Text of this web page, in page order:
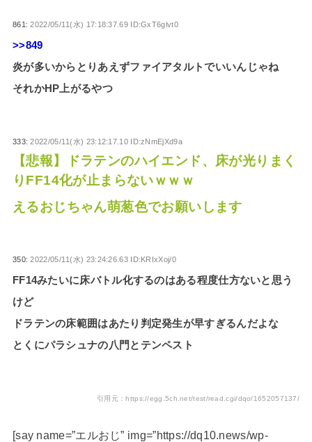
861:2022/05/11(水) 17:18:37.69 ID:GxT6glvt0
>>849
炎が多いからとりあえずファイアタルトでいいんじゃね
それかHP上がるやつ
333:2022/05/11(水) 23:12:17.10 ID:zNmEjXd9a
【悲報】ドラテンのハイエンド、床が光りまく
りFF14化が止まらないｗｗｗ
えるおじちゃん萌葱色でお願いします
350:2022/05/11(水) 23:24:26.63 ID:KRIxXoj/0
FF14みたいに床バトル化するのはある程度仕方ないと思う
けど
ドラテンの床範囲はあたり判定発生が早すぎるんだよな
とくにパラシュナの八門とテンペスト
引用元：https://egg.5ch.net/test/read.cgi/dqo/1652057137/
[say name=”エルおじ” img=”https://dq10.news/wp-